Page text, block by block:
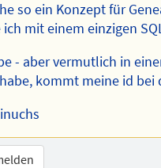
so ein Konzept für
ich mit einem einzigen
- aber vermutlich in
kommt meine id